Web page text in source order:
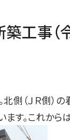
事（令
側（ＪＲ側）
す。これから